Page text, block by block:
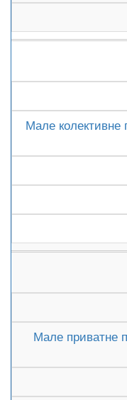
Мале колективне
Мале приватне